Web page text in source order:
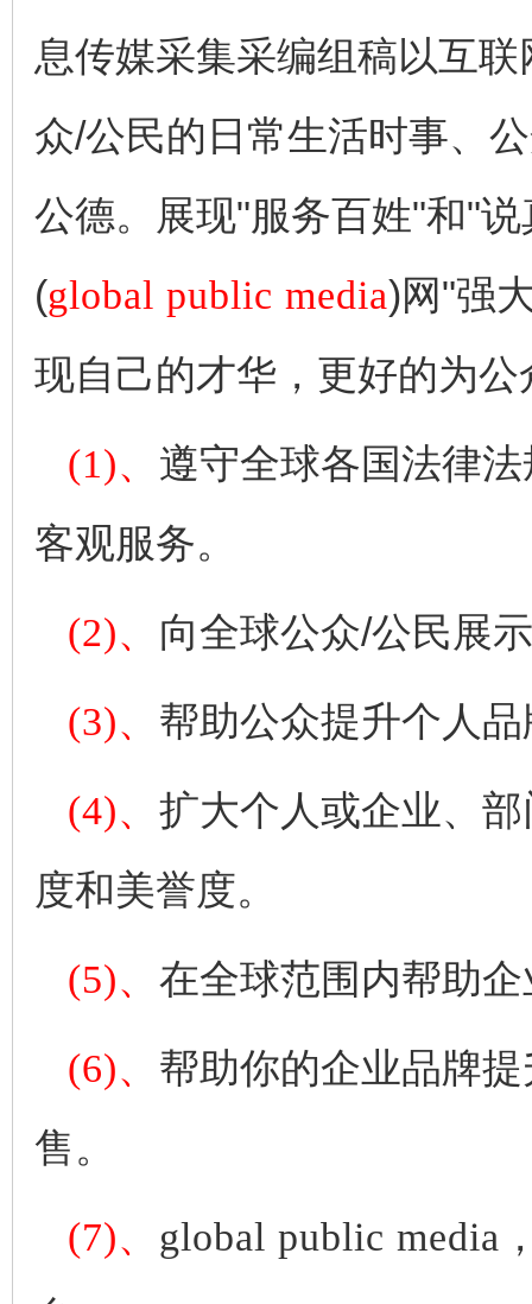
息传媒采集采编组稿以互
众/公民的日常生活时事、
公德。展现"服务百姓"和"
(global public media)网"强
现自己的才华，更好的为公
(1)、 遵守全球各国法律
客观服务。
(2)、 向全球公众/公民展
(3)、 帮助公众提升个人
(4)、 扩大个人或企业、
度和美誉度。
(5)、 在全球范围内帮助
(6)、 帮助你的企业品牌
售。
(7)、 global public media